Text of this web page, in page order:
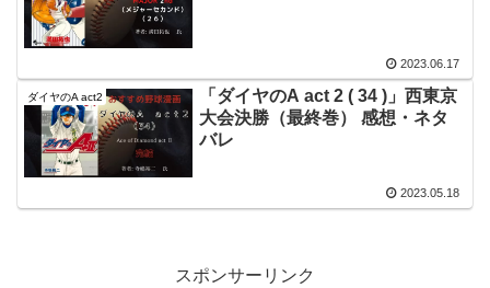
2023.06.17
ダイヤのA act2
「ダイヤのA act 2 ( 34 )」西東京
大会決勝（最終巻） 感想・ネタ
バレ
2023.05.18
スポンサーリンク